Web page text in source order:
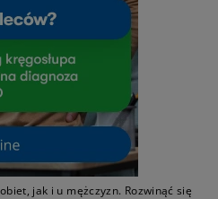
jak i u mężczyzn. Rozwinąć się